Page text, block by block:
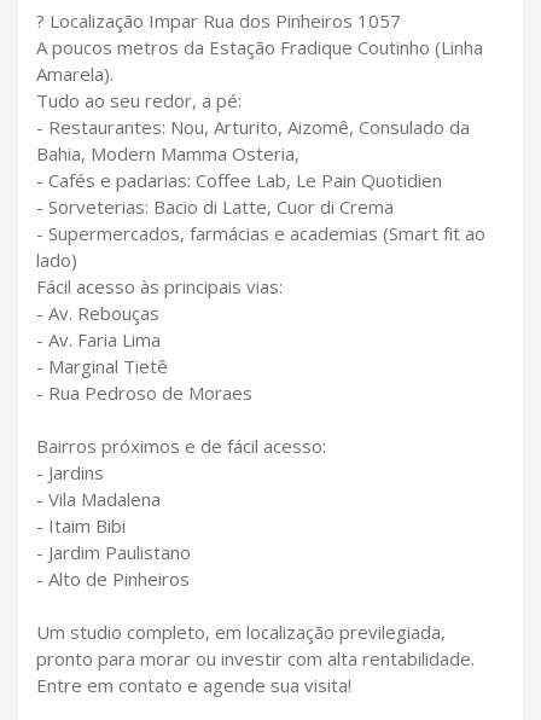
? Localização Impar Rua dos Pinheiros 1057
A poucos metros da Estação Fradique Coutinho (Linha
Amarela).
Tudo ao seu redor, a pé:
- Restaurantes: Nou, Arturito, Aizomê, Consulado da
Bahia, Modern Mamma Osteria,
- Cafés e padarias: Coffee Lab, Le Pain Quotidien
- Sorveterias: Bacio di Latte, Cuor di Crema
- Supermercados, farmácias e academias (Smart fit ao
lado)
Fácil acesso às principais vias:
- Av. Rebouças
- Av. Faria Lima
- Marginal Tietê
- Rua Pedroso de Moraes
Bairros próximos e de fácil acesso:
- Jardins
- Vila Madalena
- Itaim Bibi
- Jardim Paulistano
- Alto de Pinheiros
Um studio completo, em localização previlegiada,
pronto para morar ou investir com alta rentabilidade.
Entre em contato e agende sua visita!